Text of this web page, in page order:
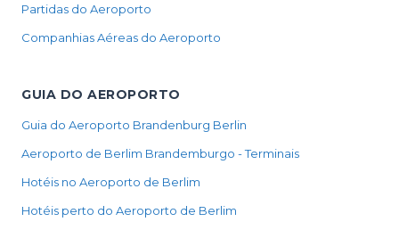
Partidas do Aeroporto
Companhias Aéreas do Aeroporto
GUIA DO AEROPORTO
Guia do Aeroporto Brandenburg Berlin
Aeroporto de Berlim Brandemburgo - Terminais
Hotéis no Aeroporto de Berlim
Hotéis perto do Aeroporto de Berlim